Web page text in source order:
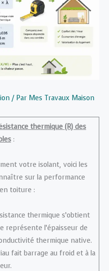
/ Par Mes Travaux Maison
thermique (R) des
:
votre isolant, voici les
sur la performance
toiture :
thermique s’obtient
représente l’épaisseur de
thermique native.
fait barrage au froid et à la